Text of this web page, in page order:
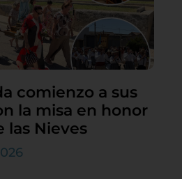
comienzo a sus
la misa en honor
las Nieves